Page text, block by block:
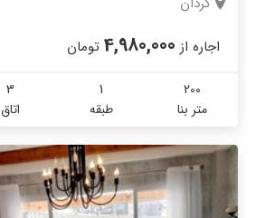
اجاره از 4,980,000 تومان
200
متر بنا
1
طبقه
3
اتاق